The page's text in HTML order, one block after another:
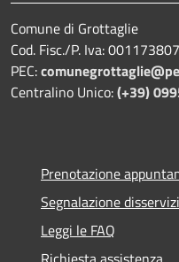
Comune di Grottaglie
Cod. Fisc./P. Iva:
PEC:
Centralino Unico:(+39)
Prenotazione
Segnalazione
Leggi le FAQ